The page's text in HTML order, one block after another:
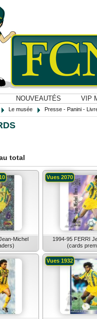
NOUVEAUTÉS VIP
Le musée Presse - Panini -
total
Michel
1994-95 FERRI
(cards
Vues 2070
Vues 1932